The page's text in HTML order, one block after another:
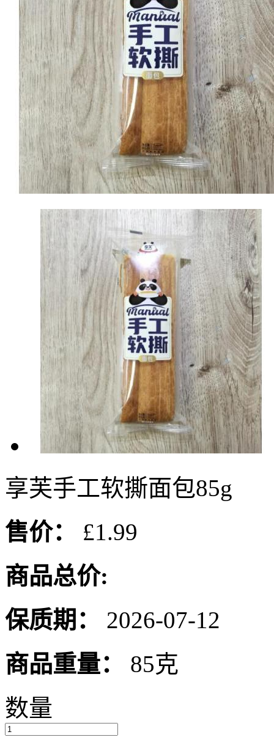
享芙手工软撕面包85g
售价：
£1.99
商品总价:
保质期： 2026-07-12
商品重量：
85克
数量